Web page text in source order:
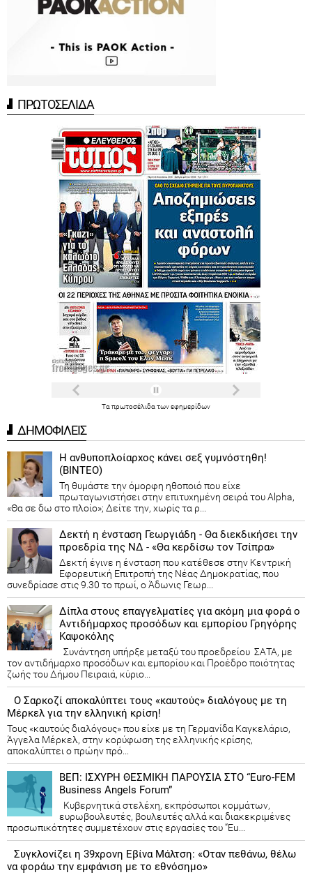
ΠΡΩΤΟΣΕΛΙΔΑ
Τα πρωτοσέλιδα τωνεφημερίδων
ΔΗΜΟΦΙΛΕΙΣ
Η ανθυποπλοίαρχος κάνει σεξ γυμνόστηθη!
(ΒΙΝΤΕΟ)
Τη θυμάστε την όμορφη ηθοποιό που είχε
πρωταγωνιστήσει στην επιτυχημένη σειρά του Alpha,
«Θα σε δω στο πλοίο»; Δείτε την, χωρίς τα ρ...
Δεκτή η ένσταση Γεωργιάδη - Θα διεκδικήσει την
προεδρία της ΝΔ - «Θα κερδίσω τον Τσίπρα»
Δεκτή έγινε η ένσταση που κατέθεσε στην Κεντρική
Εφορευτική Επιτροπή της Νέας Δημοκρατίας, που
συνεδρίασε στις 9.30 το πρωί, ο Άδωνις Γεωρ...
Δίπλα στους επαγγελματίες για ακόμη μια φορά ο
Αντιδήμαρχος προσόδων και εμπορίου Γρηγόρης
Καψοκόλης
Συνάντηση υπήρξε μεταξύ του προεδρείου ΣΑΤΑ, με
τον αντιδήμαρχο προσόδων και εμπορίου και Προέδρο ποιότητας
ζωής του Δήμου Πειραιά, κύριο...
Ο Σαρκοζί αποκαλύπτει τους «καυτούς» διαλόγους με τη
Μέρκελ για την ελληνική κρίση!
Τους «καυτούς διαλόγους» που είχε με τη Γερμανίδα Καγκελάριο,
Άγγελα Μέρκελ, στην κορύφωση της ελληνικής κρίσης,
αποκαλύπτει ο πρώην πρό...
ΒΕΠ: ΙΣΧΥΡΗ ΘΕΣΜΙΚΗ ΠΑΡΟΥΣΙΑ ΣΤΟ “Euro-FEM
Business Angels Forum”
Κυβερνητικά στελέχη, εκπρόσωποι κομμάτων,
ευρωβουλευτές, βουλευτές αλλά και διακεκριμένες
προσωπικότητες συμμετέχουν στις εργασίες του “Eu...
Συγκλονίζει η 39χρονη Εβίνα Μάλτση: «Οταν πεθάνω, θέλω
να φοράω την εμφάνιση με το εθνόσημο»